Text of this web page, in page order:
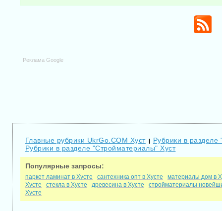
Реклама Google
Главные рубрики UkrGo.COM Хуст | Рубрики в разделе
Рубрики в разделе "Стройматериалы" Хуст
Популярные запросы:
паркет ламинат в Хусте сантехника опт в Хусте
материалы дом в
Хусте
стекла в Хусте древесина в Хусте
стройматериалы
Хусте